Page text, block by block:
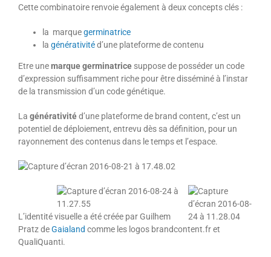
Cette combinatoire renvoie également à deux concepts clés :
la marquegerminatrice
la générativitéd’une plateforme de contenu
Etre unemarque germinatrice suppose de posséder un code
d’expression suffisamment riche pour être disséminé à l’instar
de la transmission d’un code génétique.
La générativitéd’une plateforme de brand content, c’est un
potentiel de déploiement, entrevu dès sa définition, pour un
rayonnement des contenus dans le temps et l’espace.
L’identité visuelle a été créée par Guilhem
Pratz deGaialand comme les logos brandcontent.fr et
QualiQuanti.